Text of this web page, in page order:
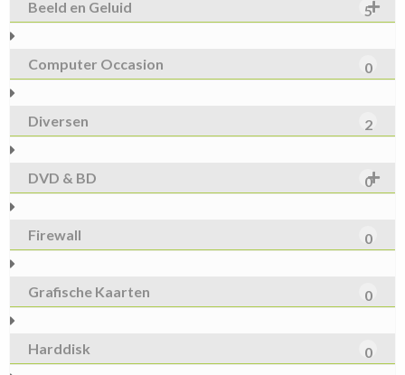
Beeld en Geluid 5
Computer Occasion 0
Diversen 2
DVD & BD 0
Firewall 0
Grafische Kaarten 0
Harddisk 0